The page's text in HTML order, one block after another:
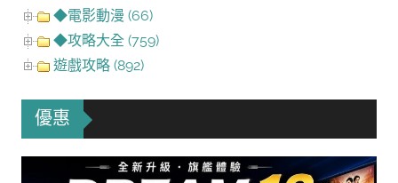
◆電影動漫 (66)
◆攻略大全 (759)
遊戲攻略 (892)
優惠